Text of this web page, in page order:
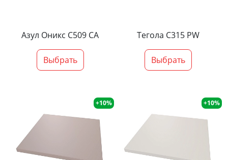
Азул Оникс С509 СА
Выбрать
Тегола С315 PW
Выбрать
+10% +10%